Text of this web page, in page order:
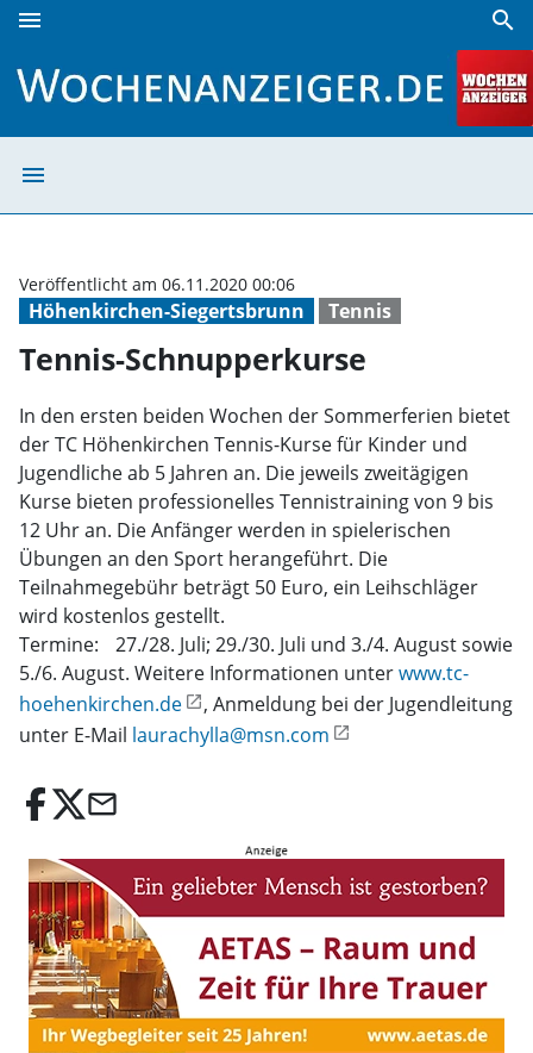
menu search
menu
Höhenkirchen-Siegertsbrunn Tennis
Veröffentlicht am 06.11.2020 00:06
Tennis-Schnupperkurse
In den ersten beiden Wochen der Sommerferien bietet
der TC Höhenkirchen Tennis-Kurse für Kinder und
Jugendliche ab 5 Jahren an. Die jeweils zweitägigen
Kurse bieten professionelles Tennistraining von 9 bis
12 Uhr an. Die Anfänger werden in spielerischen
Übungen an den Sport herangeführt. Die
Teilnahmegebühr beträgt 50 Euro, ein Leihschläger
wird kostenlos gestellt.
Termine: 27./28. Juli; 29./30. Juli und 3./4. August sowie
5./6. August. Weitere Informationen unterwww.tc-
hoehenkirchen.de
, Anmeldung bei der Jugendleitung
unter E-Mail laurachylla@msn.com
email